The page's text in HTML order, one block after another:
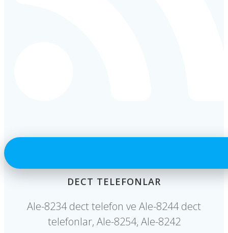
DECT TELEFONLAR
Ale-8234 dect telefon ve Ale-8244 dect
telefonlar, Ale-8254, Ale-8242